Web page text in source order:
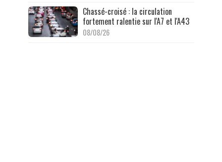
Chassé-croisé : la circulation
fortement ralentie sur l'A7 et l'A43
08/08/26